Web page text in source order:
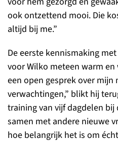
ook ontzettend mooi. Die
altijd bij me.”
De eerste kennismaking
voor Wilko meteen warm
een open gesprek over mijn
verwachtingen,” blikt hij
training van vijf dagdelen bij
samen met andere nieuwe
hoe belangrijk het is om